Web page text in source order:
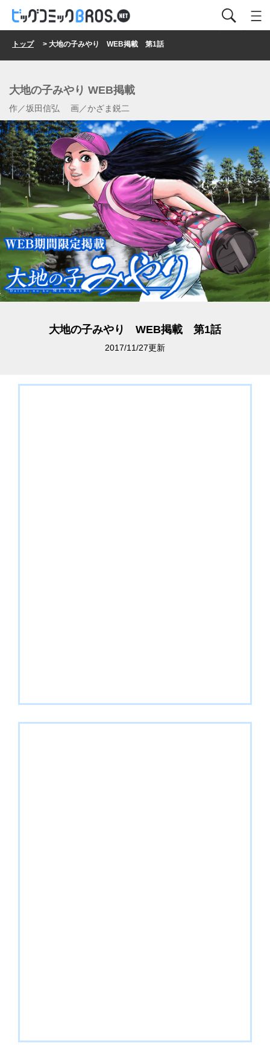
トップ> 大地の子みやり WEB掲載 第1話
大地の子みやり WEB掲載
作／坂田信弘 画／かざま鋭二
大地の子みやり WEB掲載 第1話
2017/11/27更新